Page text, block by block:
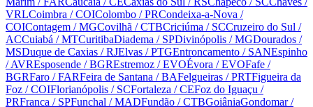
VRLCoimbra / COIColombo / PRCondeixa-a-Nova /
COIContagem / MGCovilhã / CTBCriciúma / SCCruzeiro do Sul /
ACCuiabá / MTCuritibaDiadema / SPDivinópolis / MGDourados /
MSDuque de Caxias / RJElvas / PTGEntroncamento / SANEspinho
/ AVREsposende / BGREstremoz / EVOÉvora / EVOFafe /
BGRFaro / FARFeira de Santana / BAFelgueiras / PRTFigueira da
Foz / COIFlorianópolis / SCFortaleza / CEFoz do Iguaçu /
PRFranca / SPFunchal / MADFundão / CTBGoiâniaGondomar/